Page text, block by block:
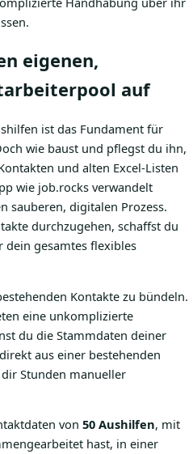
eigenen,
auf
ist das Fundament für
wie baust und pflegst du ihn,
und alten Excel-Listen
wie job.rocks verwandelt
sauberen, digitalen Prozess.
durchzugehen, schaffst du
dein gesamtes flexibles
Kontakte zu bündeln.
eine unkomplizierte
du die Stammdaten deiner
aus einer bestehenden
Stunden manueller
von 50 Aushilfen, mit
hast, in einer